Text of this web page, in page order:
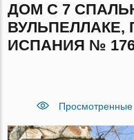
ДОМ С 7
ВУЛЬПЕЛЛАКЕ,
ИСПАНИЯ №
Просмотренные